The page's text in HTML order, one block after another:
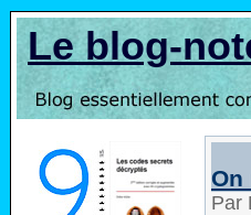
Le blog-
Par